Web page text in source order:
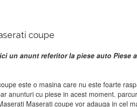
coupe
un anunt referitor la piese auto Piese
este o masina care nu este foarte
anunturi cu piese in acest moment.
Maserati coupe vor adauga in cel